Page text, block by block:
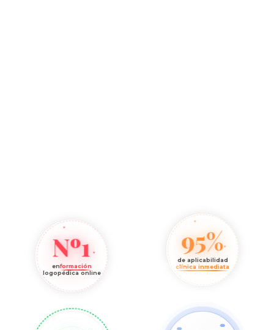
Nº1
enformación
logopédica online
95%
de aplicabilidad
clínica inmediata